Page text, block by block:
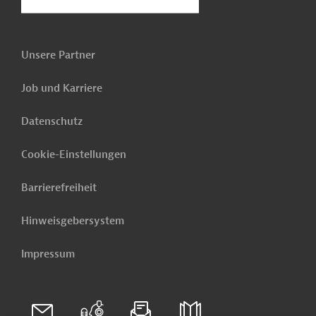
Unsere Partner
Job und Karriere
Datenschutz
Cookie-Einstellungen
Barrierefreiheit
Hinweisgebersystem
Impressum